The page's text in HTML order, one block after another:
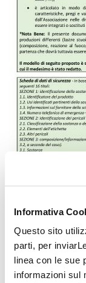
Informativa
Questo sito
parti, per
linea con le sue
informazioni sul
Il documento è
Per saperne di